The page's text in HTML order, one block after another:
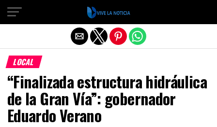
LOCAL
“Finalizada estructura hidráulica
de la Gran Vía”: gobernador
Eduardo Verano
Salir de la versión móvil